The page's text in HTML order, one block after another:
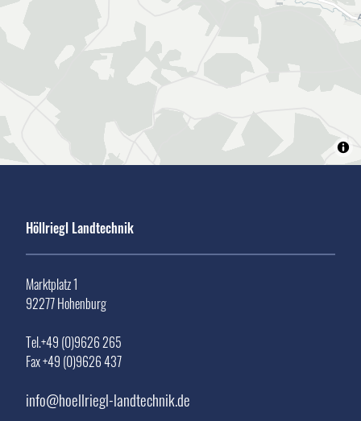
Höllriegl Landtechnik
Marktplatz 1
92277 Hohenburg
Tel.+49 (0)9626 265
Fax +49 (0)9626 437
info@hoellriegl-landtechnik.de